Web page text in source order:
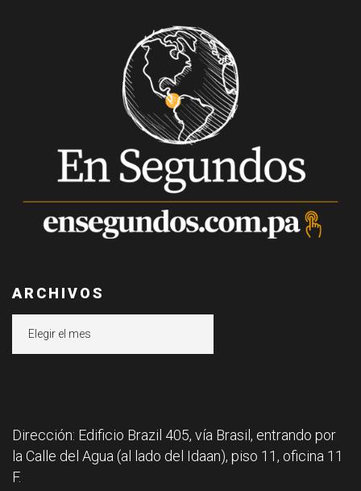
ARCHIVOS
Dirección: Edificio Brazil 405, vía Brasil, entrando por
la Calle del Agua (al lado del Idaan), piso 11, oficina 11
F.